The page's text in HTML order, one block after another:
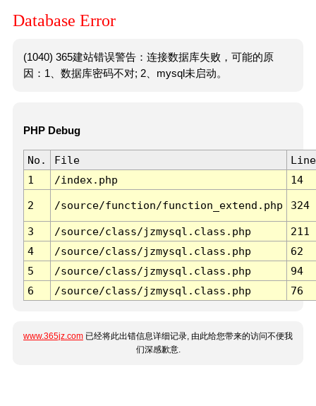
Database Error
(1040) 365建站错误警告：连接数据库失败，可能的原
因：1、数据库密码不对; 2、mysql未启动。
PHP Debug
No. File
Line
1
/index.php 14
2 /source/function/function_extend.php 324
3 /source/class/jzmysql.class.php
211
4
/source/class/jzmysql.class.php
62
5
/source/class/jzmysql.class.php
94
6
/source/class/jzmysql.class.php 76
www.365jz.com 已经将此出错信息详细记录, 由此给您带来的访问不便我
们深感歉意.